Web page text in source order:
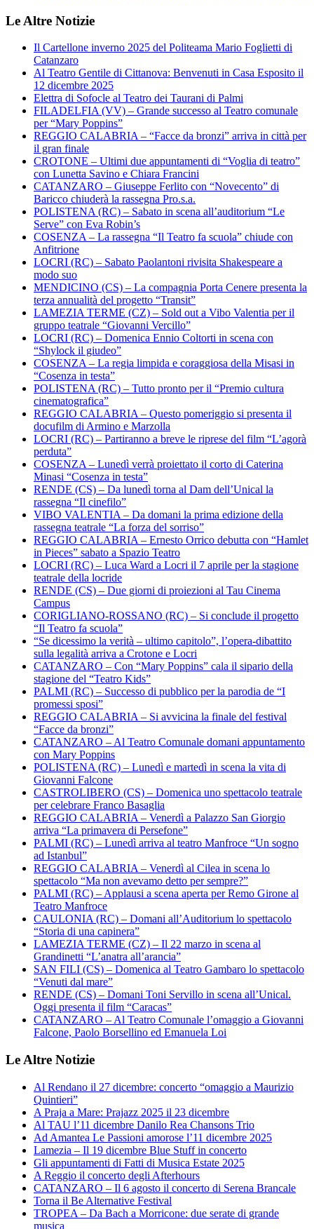
Le Altre Notizie
Il Cartellone inverno 2025 del Politeama Mario Foglietti di
Catanzaro
Al Teatro Gentile di Cittanova: Benvenuti in Casa Esposito il
12 dicembre 2025
Elettra di Sofocle al Teatro dei Taurani di Palmi
FILADELFIA (VV) – Grande successo al Teatro comunale
per “Mary Poppins”
REGGIO CALABRIA – “Facce da bronzi” arriva in città per
il gran finale
CROTONE – Ultimi due appuntamenti di “Voglia di teatro”
con Lunetta Savino e Chiara Francini
CATANZARO – Giuseppe Ferlito con “Novecento” di
Baricco chiuderà la rassegna Pro.s.a.
POLISTENA (RC) – Sabato in scena all’auditorium “Le
Serve” con Eva Robin’s
COSENZA – La rassegna “Il Teatro fa scuola” chiude con
Anfitrione
LOCRI (RC) – Sabato Paolantoni rivisita Shakespeare a
modo suo
MENDICINO (CS) – La compagnia Porta Cenere presenta la
terza annualità del progetto “Transit”
LAMEZIA TERME (CZ) – Sold out a Vibo Valentia per il
gruppo teatrale “Giovanni Vercillo”
LOCRI (RC) – Domenica Ennio Coltorti in scena con
“Shylock il giudeo”
COSENZA – La regia limpida e coraggiosa della Misasi in
“Cosenza in testa”
POLISTENA (RC) – Tutto pronto per il “Premio cultura
cinematografica”
REGGIO CALABRIA – Questo pomeriggio si presenta il
docufilm di Armino e Marzolla
LOCRI (RC) – Partiranno a breve le riprese del film “L’agorà
perduta”
COSENZA – Lunedì verrà proiettato il corto di Caterina
Minasi “Cosenza in testa”
RENDE (CS) – Da lunedì torna al Dam dell’Unical la
rassegna “Il cinefilo”
VIBO VALENTIA – Da domani la prima edizione della
rassegna teatrale “La forza del sorriso”
REGGIO CALABRIA – Ernesto Orrico debutta con “Hamlet
in Pieces” sabato a Spazio Teatro
LOCRI (RC) – Luca Ward a Locri il 7 aprile per la stagione
teatrale della locride
RENDE (CS) – Due giorni di proiezioni al Tau Cinema
Campus
CORIGLIANO-ROSSANO (RC) – Si conclude il progetto
“Il Teatro fa scuola”
“Se dicessimo la verità – ultimo capitolo”, l’opera-dibattito
sulla legalità arriva a Crotone e Locri
CATANZARO – Con “Mary Poppins” cala il sipario della
stagione del “Teatro Kids”
PALMI (RC) – Successo di pubblico per la parodia de “I
promessi sposi”
REGGIO CALABRIA – Si avvicina la finale del festival
“Facce da bronzi”
CATANZARO – Al Teatro Comunale domani appuntamento
con Mary Poppins
POLISTENA (RC) – Lunedì e martedì in scena la vita di
Giovanni Falcone
CASTROLIBERO (CS) – Domenica uno spettacolo teatrale
per celebrare Franco Basaglia
REGGIO CALABRIA – Venerdì a Palazzo San Giorgio
arriva “La primavera di Persefone”
PALMI (RC) – Lunedì arriva al teatro Manfroce “Un sogno
ad Istanbul”
REGGIO CALABRIA – Venerdì al Cilea in scena lo
spettacolo “Ma non avevamo detto per sempre?”
PALMI (RC) – Applausi a scena aperta per Remo Girone al
Teatro Manfroce
CAULONIA (RC) – Domani all’Auditorium lo spettacolo
“Storia di una capinera”
LAMEZIA TERME (CZ) – Il 22 marzo in scena al
Grandinetti “L’anatra all’arancia”
SAN FILI (CS) – Domenica al Teatro Gambaro lo spettacolo
“Venuti dal mare”
RENDE (CS) – Domani Toni Servillo in scena all’Unical.
Oggi presenta il film “Caracas”
CATANZARO – Al Teatro Comunale l’omaggio a Giovanni
Falcone, Paolo Borsellino ed Emanuela Loi
Le Altre Notizie
Al Rendano il 27 dicembre: concerto “omaggio a Maurizio
Quintieri”
A Praja a Mare: Prajazz 2025 il 23 dicembre
Al TAU l’11 dicembre Danilo Rea Chansons Trio
Ad Amantea Le Passioni amorose l’11 dicembre 2025
Lamezia – Il 19 dicembre Blue Stuff in concerto
Gli appuntamenti di Fatti di Musica Estate 2025
A Reggio il concerto degli Afterhours
CATANZARO – Il 6 agosto il concerto di Serena Brancale
Torna il Be Alternative Festival
TROPEA – Da Bach a Morricone: due serate di grande
musica